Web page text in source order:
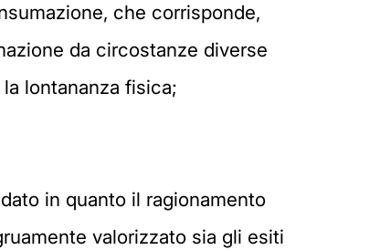
che corrisponde,
da circostanze diverse
lontananza fisica;
in quanto il ragionamento
valorizzato sia gli esiti